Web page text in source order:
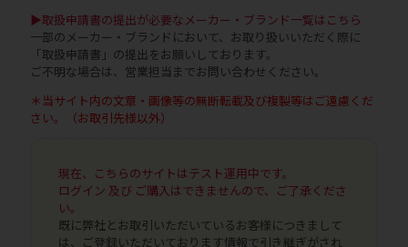
▶取扱申請書の提出が必要なメーカー・ブランド一覧はこちら
一部のメーカー・ブランドにおいて、お取り扱いいただく際に
「取扱申請書」の提出をお願いしております。
ご不明な場合は、営業担当までお問い合わせください。
＊当サイト内の文章・画像等の無断転載及び複製等はご遠慮くだ
さい。（お取引先様以外）
現在、こちらのサイトはテスト運用中です。
ログイン 及び ご購入はできませんので、ご了承くださ
い。
既に弊社とお取引いただいているお客様につきまして
は、ご登録いただいております情報で引き継ぎがされ